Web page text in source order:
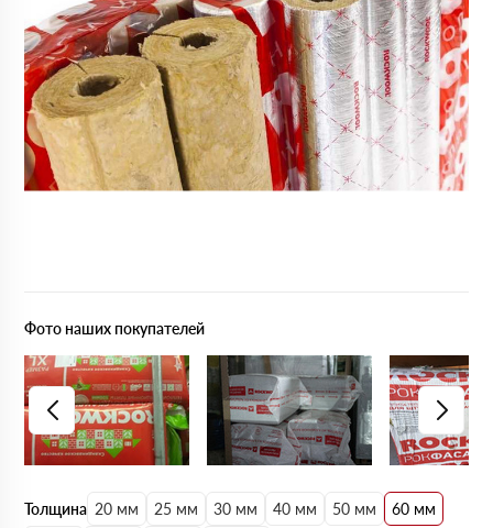
Толщина 20 мм 25 мм 30 мм 40 мм 50 мм
60 мм
Фото наших покупателей